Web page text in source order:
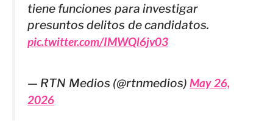
tiene funciones para investigar
presuntos delitos de candidatos.
pic.twitter.com/IMWQl6jv03
— RTN Medios (@rtnmedios)May 26,
2026